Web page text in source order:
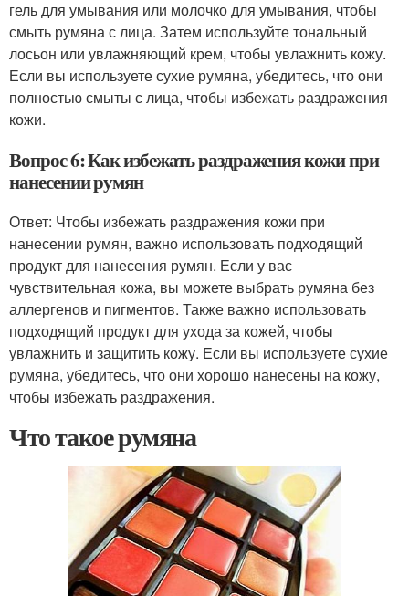
гель для умывания или молочко для умывания, чтобы
смыть румяна с лица. Затем используйте тональный
лосьон или увлажняющий крем, чтобы увлажнить кожу.
Если вы используете сухие румяна, убедитесь, что они
полностью смыты с лица, чтобы избежать раздражения
кожи.
Вопрос 6: Как избежать раздражения кожи при
нанесении румян
Ответ: Чтобы избежать раздражения кожи при
нанесении румян, важно использовать подходящий
продукт для нанесения румян. Если у вас
чувствительная кожа, вы можете выбрать румяна без
аллергенов и пигментов. Также важно использовать
подходящий продукт для ухода за кожей, чтобы
увлажнить и защитить кожу. Если вы используете сухие
румяна, убедитесь, что они хорошо нанесены на кожу,
чтобы избежать раздражения.
Что такое румяна